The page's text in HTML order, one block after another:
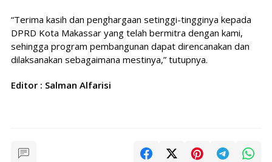
“Terima kasih dan penghargaan setinggi-tingginya kepada
DPRD Kota Makassar yang telah bermitra dengan kami,
sehingga program pembangunan dapat direncanakan dan
dilaksanakan sebagaimana mestinya,” tutupnya.
Editor : Salman Alfarisi